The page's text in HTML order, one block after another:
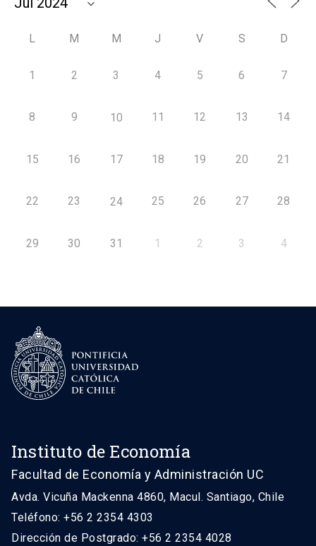
L M M J V S D
1 2 3 4 5 6 7
8 9 10 11 12 13 14
15 16 17 18 19 20 21
22 23 24 25 26 27 28
29 30 31 1 2 3 4
Instituto de Economía
Facultad de Economía y Administración UC
Avda. Vicuña Mackenna 4860, Macul. Santiago, Chile
Teléfono: +56 2 2354 4303
Dirección de Postgrado: +56 2 2354 4028